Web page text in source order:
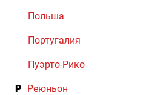
Польша
Португалия
Пуэрто-Рико
Р Реюньон